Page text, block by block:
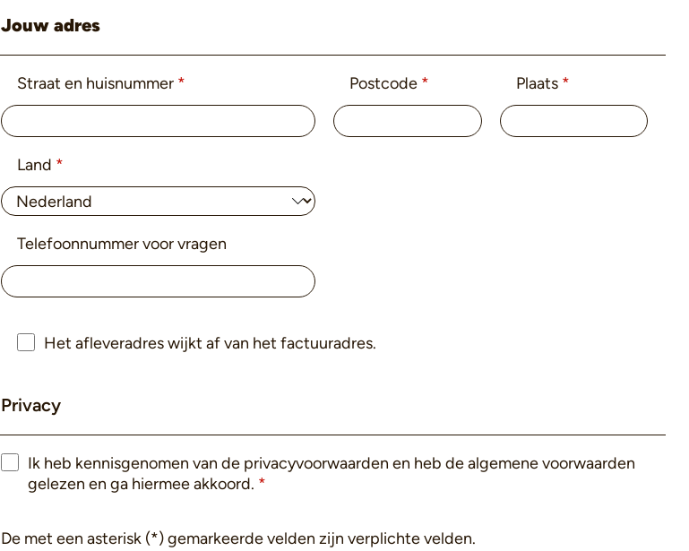
Jouw adres
Straat en huisnummer * Postcode * Plaats *
Land *
Telefoonnummer voor vragen
Het afleveradres wijkt af van het factuuradres.
Privacy
Ik heb kennisgenomen van de privacyvoorwaarden en heb de algemene voorwaarden
gelezen en ga hiermee akkoord. *
De met een asterisk (*) gemarkeerde velden zijn verplichte velden.